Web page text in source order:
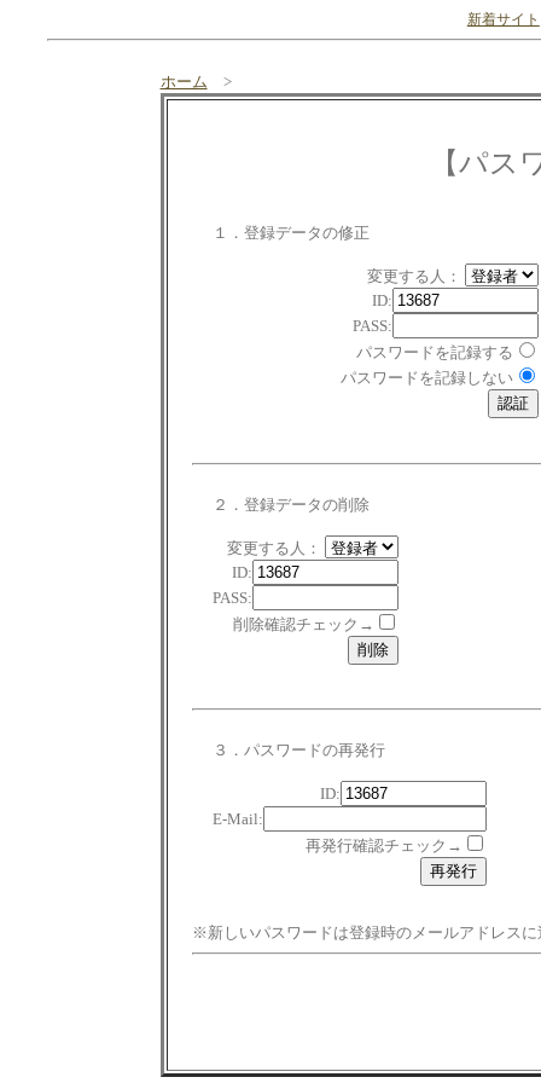
新着サイト
ホーム >
【パス
１．登録データの修正
変更する人：
ID:
PASS:
パスワードを記録する
パスワードを記録しない
２．登録データの削除
変更する人：
ID:
PASS:
削除確認チェック→
３．パスワードの再発行
ID:
E-Mail:
再発行確認チェック→
※新しいパスワードは登録時のメールアドレスに